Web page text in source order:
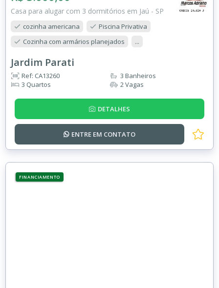
Casa para alugar com 3 dormitórios em Jaú - SP
cozinha americana
Piscina Privativa
Cozinha com armários planejados
...
Jardim Parati
Ref: CA13260
3 Quartos
3 Banheiros
2 Vagas
DETALHES
ENTRE EM CONTATO
FINANCIAMENTO